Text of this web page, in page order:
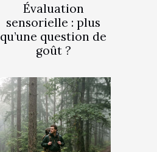
Évaluation
sensorielle : plus
qu’une question de
goût ?